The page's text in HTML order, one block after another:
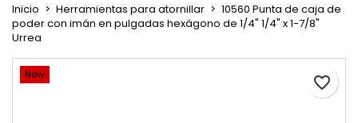
Inicio Herramientas para atornillar
10560 Punta de caja de
poder con imán en pulgadas hexágono de 1/4" 1/4" x 1-7/8"
Urrea
favorite_border
New